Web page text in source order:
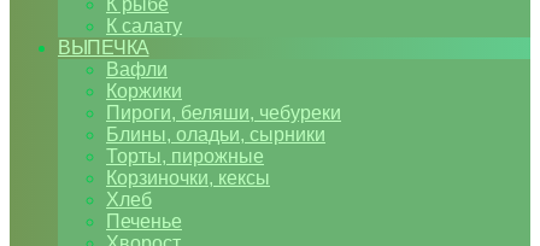
К рыбе
К салату
ВЫПЕЧКА
Вафли
Коржики
Пироги, беляши, чебуреки
Блины, оладьи, сырники
Торты, пирожные
Корзиночки, кексы
Хлеб
Печенье